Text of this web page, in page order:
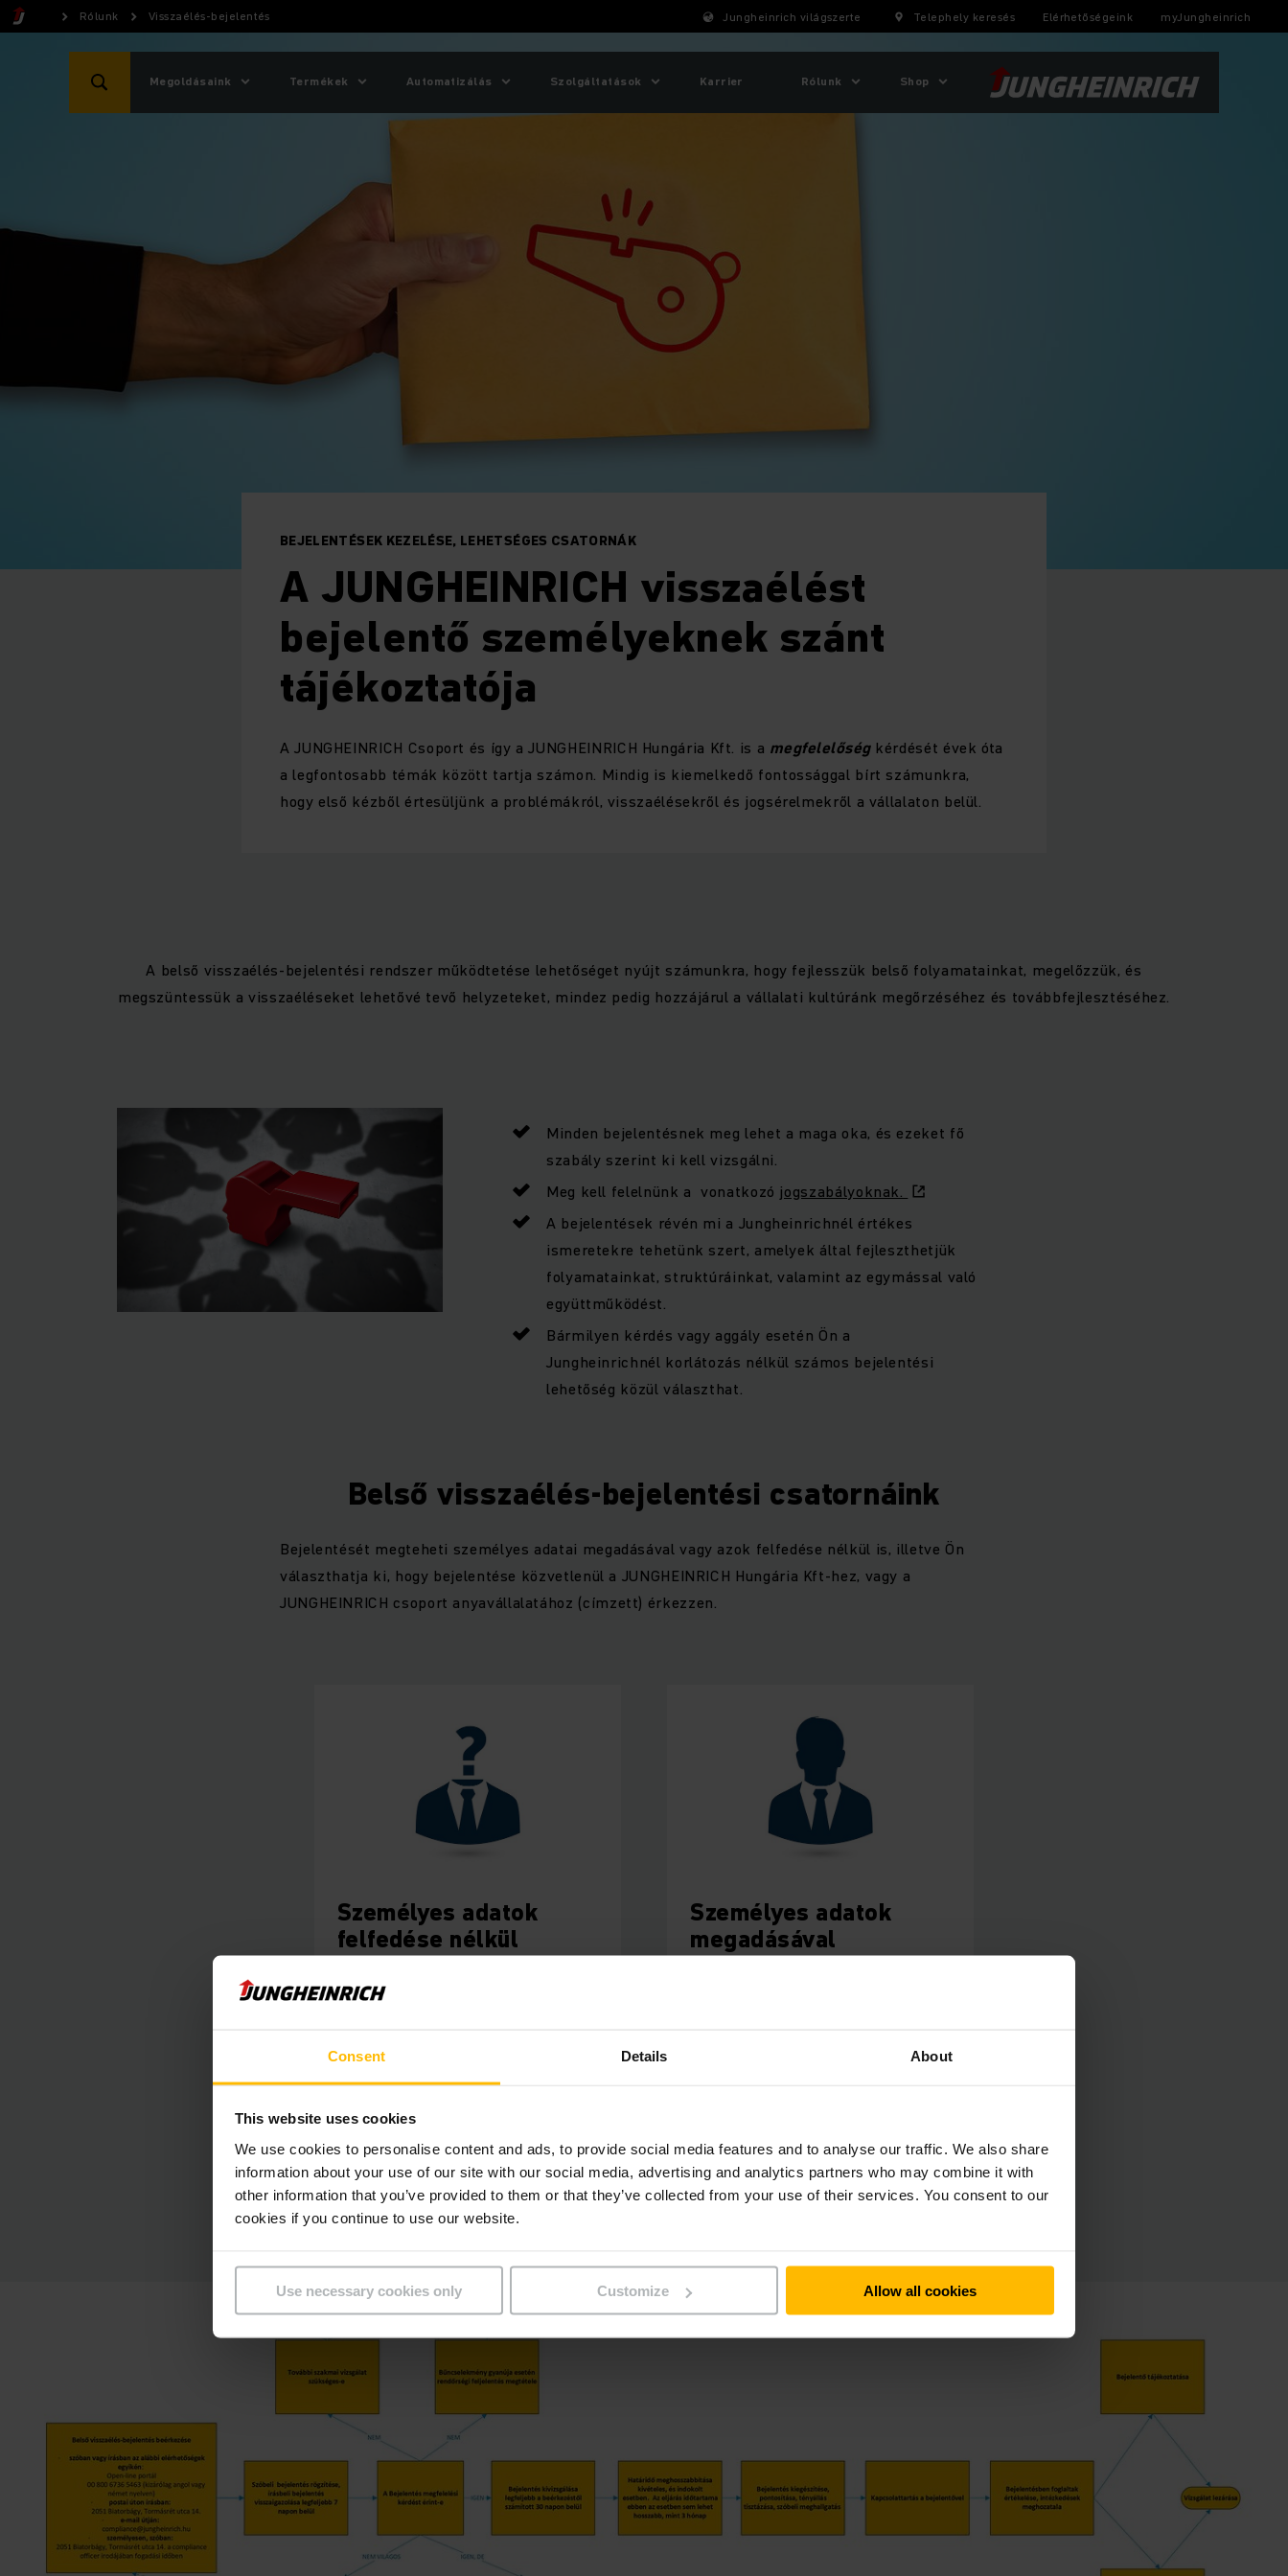
Consent Details About
This website uses cookies
We use cookies to personalise content and ads, to provide social media features and to analyse our traffic. We also share
information about your use of our site with our social media, advertising and analytics partners who may combine it with
other information that you’ve provided to them or that they’ve collected from your use of their services. You consent to our
cookies if you continue to use our website.
Use necessary cookies only Customize Allow all cookies
Rólunk Visszaélés-bejelentés Jungheinrich világszerte Telephely keresés Elérhetőségeink myJungheinrich
Megoldásaink Termékek Automatizálás Szolgáltatások Karrier Rólunk Shop
BEJELENTÉSEK KEZELÉSE, LEHETSÉGES CSATORNÁK
A JUNGHEINRICH visszaélést
bejelentő személyeknek szánt
tájékoztatója
A JUNGHEINRICH Csoport és így a JUNGHEINRICH Hungária Kft. is a megfelelőség kérdését évek óta
a legfontosabb témák között tartja számon. Mindig is kiemelkedő fontossággal bírt számunkra,
hogy első kézből értesüljünk a problémákról, visszaélésekről és jogsérelmekről a vállalaton belül.
A belső visszaélés-bejelentési rendszer működtetése lehetőséget nyújt számunkra, hogy fejlesszük belső folyamatainkat, megelőzzük, és
megszüntessük a visszaéléseket lehetővé tevő helyzeteket, mindez pedig hozzájárul a vállalati kultúránk megőrzéséhez és továbbfejlesztéséhez.
Minden bejelentésnek meg lehet a maga oka, és ezeket fő
szabály szerint ki kell vizsgálni.
Meg kell felelnünk a vonatkozó jogszabályoknak.
A bejelentések révén mi a Jungheinrichnél értékes
ismeretekre tehetünk szert, amelyek által fejleszthetjük
folyamatainkat, struktúráinkat, valamint az egymással való
együttműködést.
Bármilyen kérdés vagy aggály esetén Ön a
Jungheinrichnél korlátozás nélkül számos bejelentési
lehetőség közül választhat.
Belső visszaélés-bejelentési csatornáink
Bejelentését megteheti személyes adatai megadásával vagy azok felfedése nélkül is, illetve Ön
választhatja ki, hogy bejelentése közvetlenül a JUNGHEINRICH Hungária Kft-hez, vagy a
JUNGHEINRICH csoport anyavállalatához (címzett) érkezzen.
Személyes adatok
felfedése nélkül
KIVÁLASZTÁSÁHOZ
Személyes adatok
megadásával
Folyamat a bejelentés megtételét követően